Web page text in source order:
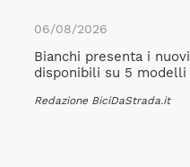
06/08/2026
Bianchi presenta i
disponibili su 5 modelli
Redazione BiciDaStrada.it